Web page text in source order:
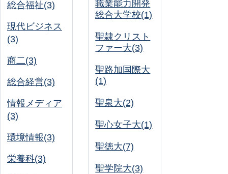
総合福祉(3)
現代ビジネス
(3)
商二(3)
総合経営(3)
情報メディア
(3)
環境情報(3)
栄養科(3)
職業能力開発
総合大学校(1)
聖隷クリスト
ファー大(3)
聖路加国際大
(1)
聖泉大(2)
聖心女子大(1)
聖徳大(7)
聖学院大(3)